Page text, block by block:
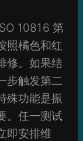
10816 第
照橘色和红
修。如果结
步触发第二
殊功能是振
。任一测试
即安排维